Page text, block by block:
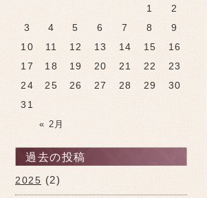
« 2月
1
2
3
4 5 6 7 8
9
10
11 12 13 14 15
16
17
18 19 20 21 22
23
24
25 26 27 28 29
30
31
過去の投稿
2025 (2)